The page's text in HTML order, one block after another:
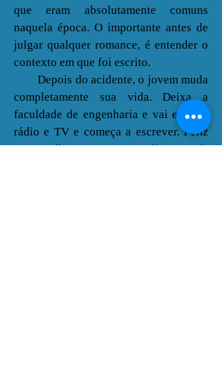
que eram absolutamente comuns
naquela época. O importante antes de
julgar qualquer romance, é entender o
contexto em que foi escrito.
Depois do acidente, o jovem muda
completamente sua vida. Deixa a
faculdade de engenharia e vai estudar
rádio e TV e começa a escrever.Feliz
Ano Velhotornou-se o livro mais